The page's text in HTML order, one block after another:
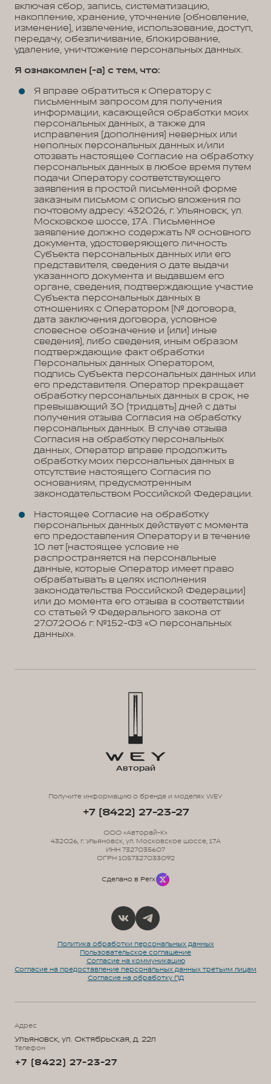
включая сбор, запись, систематизацию,
накопление, хранение, уточнение (обновление,
изменение), извлечение, использование, доступ,
передачу, обезличивание, блокирование,
удаление, уничтожение персональных данных.
Я ознакомлен (-а) с тем, что:
Я вправе обратиться к Оператору с
письменным запросом для получения
информации, касающейся обработки моих
персональных данных, а также для
исправления (дополнения) неверных или
неполных персональных данных и/или
отозвать настоящее Согласие на обработку
персональных данных в любое время путем
подачи Оператору соответствующего
заявления в простой письменной форме
заказным письмом с описью вложения по
почтовому адресу: 432026, г. Ульяновск, ул.
Московское шоссе, 17А . Письменное
заявление должно содержать № основного
документа, удостоверяющего личность
Субъекта персональных данных или его
представителя, сведения о дате выдачи
указанного документа и выдавшем его
органе, сведения, подтверждающие участие
Субъекта персональных данных в
отношениях с Оператором (№ договора,
дата заключения договора, условное
словесное обозначение и (или) иные
сведения), либо сведения, иным образом
подтверждающие факт обработки
Персональных данных Оператором,
подпись Субъекта персональных данных или
его представителя. Оператор прекращает
обработку персональных данных в срок, не
превышающий 30 (тридцать) дней с даты
получения отзыва Согласия на обработку
персональных данных. В случае отзыва
Согласия на обработку персональных
данных, Оператор вправе продолжить
обработку моих персональных данных в
отсутствие настоящего Согласия по
основаниям, предусмотренным
законодательством Российской Федерации.
Настоящее Согласие на обработку
персональных данных действует с момента
его предоставления Оператору и в течение
10 лет (настоящее условие не
распространяется на персональные
данные, которые Оператор имеет право
обрабатывать в целях исполнения
законодательства Российской Федерации)
или до момента его отзыва в соответствии
со статьей 9 Федерального закона от
27.07.2006 г. №152-ФЗ «О персональных
данных».
Политика обработки персональных данных
Пользовательское соглашение
Согласие на коммуникацию
Согласие на предоставление персональных данных третьим лицам
Согласие на обработку ПД
Авторай
Получите информацию о бренде и моделях WEY
+7 (8422) 27-23-27
ООО «Авторай-К»
432026, г. Ульяновск, ул. Московское шоссе, 17А
ИНН 7327035607
ОГРН 1057327033092
Сделано в Perx
Адрес
Ульяновск, ул. Октябрьская, д. 22л
Телефон
+7 (8422) 27-23-27